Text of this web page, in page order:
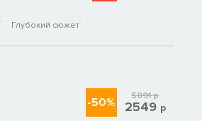
Глубокий сюжет
-50% 5091р
2549 р